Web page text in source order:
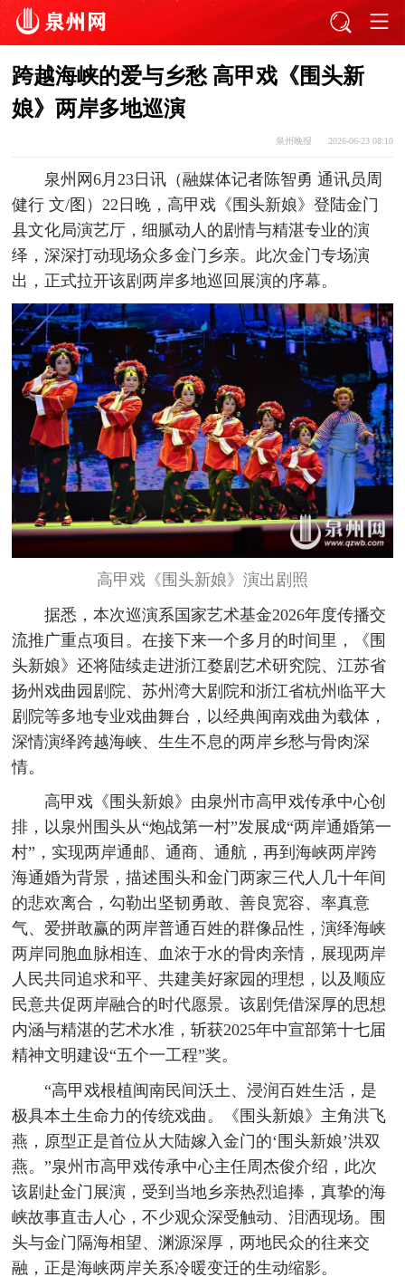
跨越海峡的爱与乡愁 高甲戏《围头新
娘》两岸多地巡演
泉州晚报 2026-06-23 08:10
泉州网6月23日讯（融媒体记者陈智勇 通讯员周
健行 文/图）22日晚，高甲戏《围头新娘》登陆金门
县文化局演艺厅，细腻动人的剧情与精湛专业的演
绎，深深打动现场众多金门乡亲。此次金门专场演
出，正式拉开该剧两岸多地巡回展演的序幕。
高甲戏《围头新娘》演出剧照
据悉，本次巡演系国家艺术基金2026年度传播交
流推广重点项目。在接下来一个多月的时间里，《围
头新娘》还将陆续走进浙江婺剧艺术研究院、江苏省
扬州戏曲园剧院、苏州湾大剧院和浙江省杭州临平大
剧院等多地专业戏曲舞台，以经典闽南戏曲为载体，
深情演绎跨越海峡、生生不息的两岸乡愁与骨肉深
情。
高甲戏《围头新娘》由泉州市高甲戏传承中心创
排，以泉州围头从“炮战第一村”发展成“两岸通婚第一
村”，实现两岸通邮、通商、通航，再到海峡两岸跨
海通婚为背景，描述围头和金门两家三代人几十年间
的悲欢离合，勾勒出坚韧勇敢、善良宽容、率真意
气、爱拼敢赢的两岸普通百姓的群像品性，演绎海峡
两岸同胞血脉相连、血浓于水的骨肉亲情，展现两岸
人民共同追求和平、共建美好家园的理想，以及顺应
民意共促两岸融合的时代愿景。该剧凭借深厚的思想
内涵与精湛的艺术水准，斩获2025年中宣部第十七届
精神文明建设“五个一工程”奖。
“高甲戏根植闽南民间沃土、浸润百姓生活，是
极具本土生命力的传统戏曲。《围头新娘》主角洪飞
燕，原型正是首位从大陆嫁入金门的‘围头新娘’洪双
燕。”泉州市高甲戏传承中心主任周杰俊介绍，此次
该剧赴金门展演，受到当地乡亲热烈追捧，真挚的海
峡故事直击人心，不少观众深受触动、泪洒现场。围
头与金门隔海相望、渊源深厚，两地民众的往来交
融，正是海峡两岸关系冷暖变迁的生动缩影。